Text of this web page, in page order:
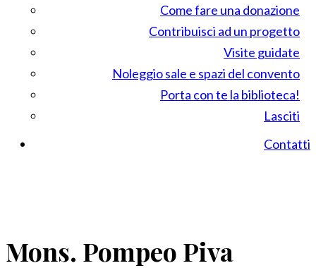
Come fare una donazione
Contribuisci ad un progetto
Visite guidate
Noleggio sale e spazi del convento
Porta con te la biblioteca!
Lasciti
Contatti
Mons. Pompeo Piva